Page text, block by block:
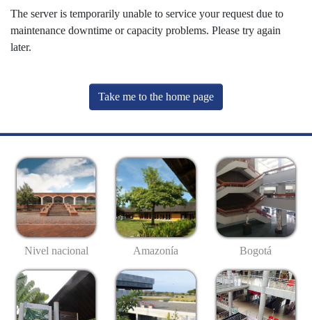
The server is temporarily unable to service your request due to
maintenance downtime or capacity problems. Please try again
later.
Take me to the home page
Nivel nacional Amazonía Bogotá